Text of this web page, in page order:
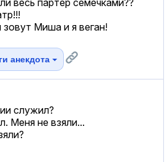
Миша и я веган!
анекдота
служил?
Меня не взяли...